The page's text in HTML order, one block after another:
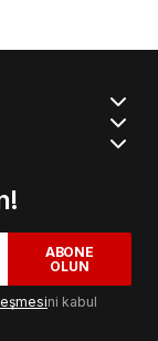
ABONE
OLUN
ni kabul